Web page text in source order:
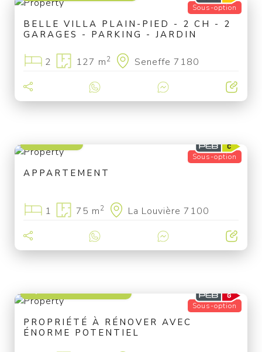
Sous-option
BELLE VILLA PLAIN-PIED - 2 CH - 2
GARAGES - PARKING - JARDIN
2 127 m2 Seneffe 7180
Sous-option
APPARTEMENT
1 75 m2 La Louvière 7100
Sous-option
PROPRIÉTÉ À RÉNOVER AVEC
ÉNORME POTENTIEL